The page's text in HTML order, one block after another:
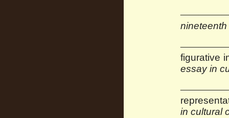
figurative
essay in
in cultural